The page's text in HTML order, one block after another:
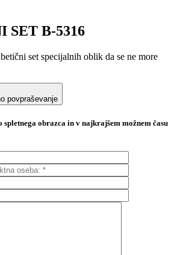
SET B-5316
set specijalnih oblik da se ne more
povpraševanje
obrazca in v najkrajšem možnem času